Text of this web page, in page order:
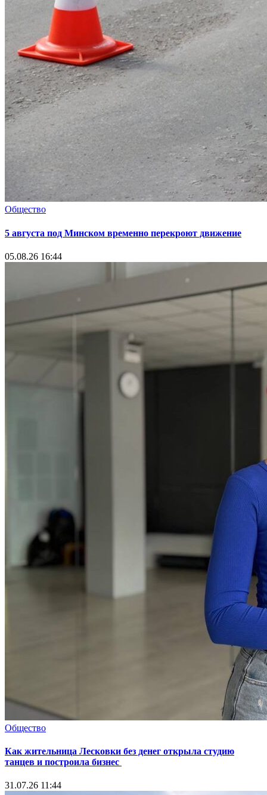
Общество
5 августа под Минском временно перекроют движение
05.08.26 16:44
Общество
Как жительница Лесковки без денег открыла студию
танцев и построила бизнес
31.07.26 11:44